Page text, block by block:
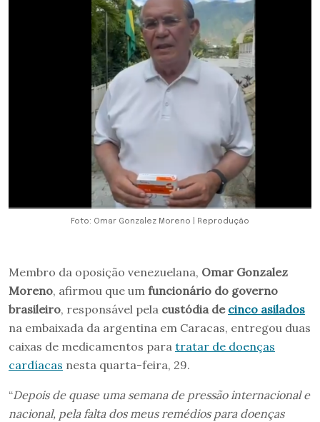
Foto: Omar Gonzalez Moreno | Reprodução
Membro da oposição venezuelana, Omar Gonzalez
Moreno, afirmou que um funcionário do governo
brasileiro, responsável pela custódia de cinco asilados
na embaixada da argentina em Caracas, entregou duas
caixas de medicamentos para tratar de doenças
cardíacas nesta quarta-feira, 29.
“Depois de quase uma semana de pressão internacional e
nacional, pela falta dos meus remédios para doenças